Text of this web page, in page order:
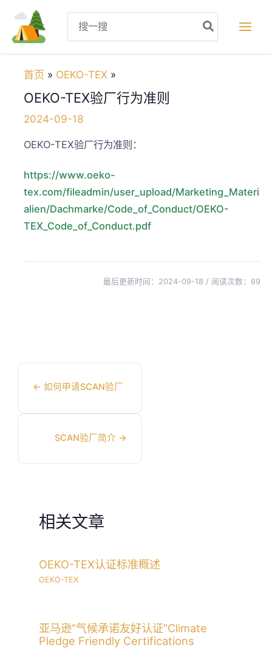
for:
首页 OEKO-TEX
OEKO-TEX验厂行为准则
2024-09-18
OEKO-TEX验厂行为准则：
https://www.oeko-
tex.com/fileadmin/user_upload/Marketing_Materi
alien/Dachmarke/Code_of_Conduct/OEKO-
TEX_Code_of_Conduct.pdf
最后更新时间：2024-09-18 / 阅读次数： 69
← 如何申请SCAN验厂
SCAN验厂简介 →
相关文章
OEKO-TEX认证标准概述
OEKO-TEX
亚马逊“气候承诺友好认证”Climate
Pledge Friendly Certifications